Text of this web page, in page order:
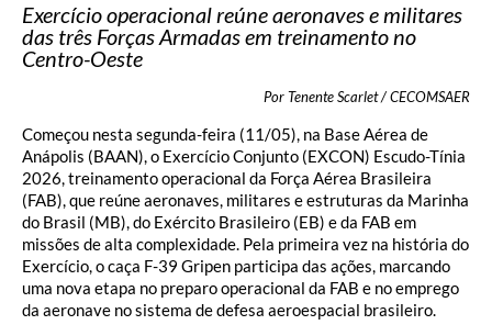
Exercício operacional reúne aeronaves e militares
das três Forças Armadas em treinamento no
Centro-Oeste
Por Tenente Scarlet / CECOMSAER
Começou nesta segunda-feira (11/05), na Base Aérea de
Anápolis (BAAN), o Exercício Conjunto (EXCON) Escudo-Tínia
2026, treinamento operacional da Força Aérea Brasileira
(FAB), que reúne aeronaves, militares e estruturas da Marinha
do Brasil (MB), do Exército Brasileiro (EB) e da FAB em
missões de alta complexidade. Pela primeira vez na história do
Exercício, o caça F-39 Gripen participa das ações, marcando
uma nova etapa no preparo operacional da FAB e no emprego
da aeronave no sistema de defesa aeroespacial brasileiro.